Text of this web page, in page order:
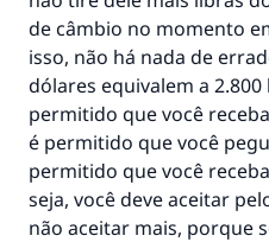
de câmbio no momento
isso, não há nada de
dólares equivalem a
permitido que você
é permitido que você
permitido que você
seja, você deve aceitar
não aceitar mais, porque